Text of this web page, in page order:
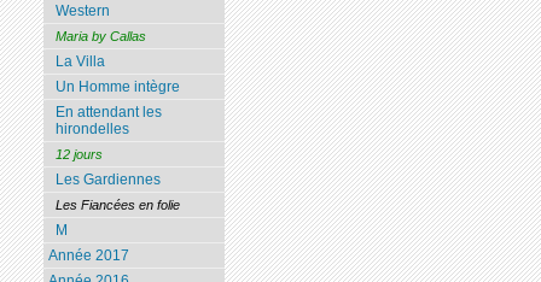
Western
Maria by Callas
La Villa
Un Homme intègre
En attendant les
hirondelles
12 jours
Les Gardiennes
Les Fiancées en folie
M
Année 2017